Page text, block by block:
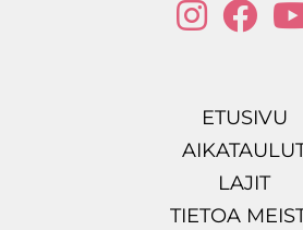
ETUSIVU
LAJIT
TIETOA